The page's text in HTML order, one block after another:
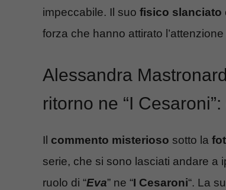
impeccabile. Il suo fisico slanciato
forza che hanno attirato
Alessandra
ritorno ne “I
Il commento misterioso sotto la
serie, che si sono lasciati andare a
ruolo di “Eva” ne “I Cesaroni“. La